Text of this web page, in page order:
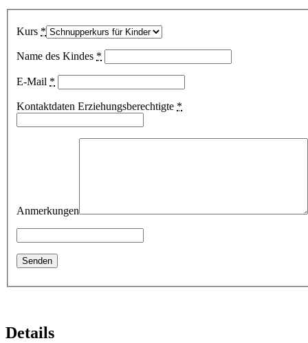
Kurs *
Name des Kindes *
E-Mail *
Kontaktdaten Erziehungsberechtigte *
Anmerkungen
Details